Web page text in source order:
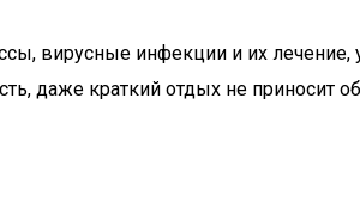
вирусные инфекции и их
даже краткий отдых не приносит